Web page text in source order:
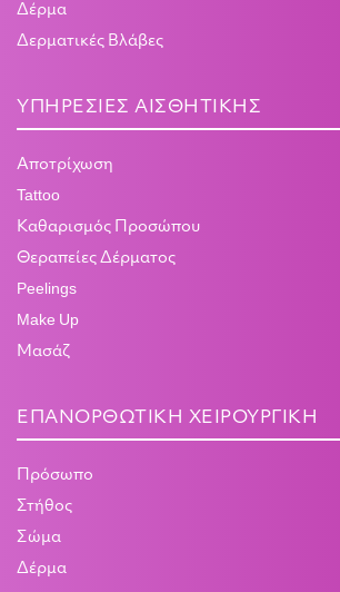
Δέρμα
Δερματικές Βλάβες
ΥΠΗΡΕΣΊΕΣ ΑΙΣΘΗΤΙΚΉΣ
Αποτρίχωση
Tattoo
Καθαρισμός Προσώπου
Θεραπείες Δέρματος
Peelings
Make Up
Μασάζ
ΕΠΑΝΟΡΘΩΤΙΚΉ ΧΕΙΡΟΥΡΓΙΚΉ
Πρόσωπο
Στήθος
Σώμα
Δέρμα